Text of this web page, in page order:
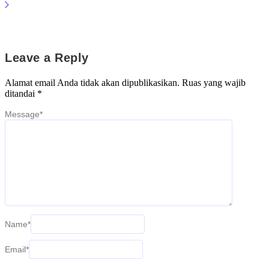
Leave a Reply
Alamat email Anda tidak akan dipublikasikan. Ruas yang wajib
ditandai *
Message*
Name*
Email*